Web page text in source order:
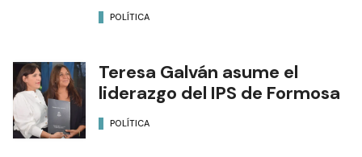
POLÍTICA
Teresa Galván asume el
liderazgo del IPS de Formosa
POLÍTICA